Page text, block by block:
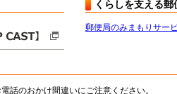
くらしを支える郵
郵便局のみまもりサー
話のおかけ間違いにご注意ください。